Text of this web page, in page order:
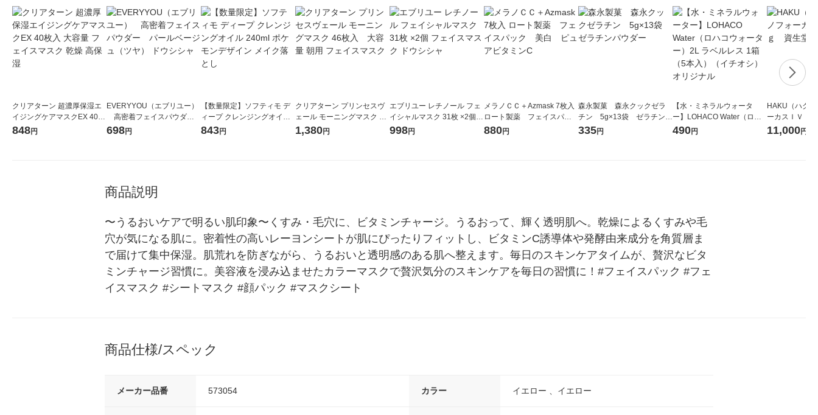
クリアターン 超濃厚保湿エ
イジングケアマスクEX 40枚
入 大容量 フェイスマスク 乾
848円
EVERYYOU（エブリユー）
高密着フェイスパウダ
ー パールベージュ（ツ
698円
【数量限定】ソフティモ デ
ィープ クレンジングオイル
240ml ポケモンデザイン メ
843円
クリアターン プリンセスヴ
ェール モーニングマスク 46
枚入 大容量 朝用 フェイス
1,380円
エブリユー レチノール フェ
イシャルマスク 31枚 ×2個
フェイスマスク ドウシシャ
998円
メラノＣＣ＋Azmask 7枚入
ロート製薬 フェイスパッ
ク 美白 ピュアビタミンC
880円
森永製菓 森永クックゼラ
チン 5g×13袋 ゼラチンパ
ウダー
335円
【水・ミネラルウォータ
ー】LOHACO Water（ロハ
コウォーター）2L ラベルレ
490円
HAKU（ハク
ーカスＩＶ
堂 おまけ付き
11,000円
商品説明
〜うるおいケアで明るい肌印象〜くすみ・毛穴に、ビタミンチャージ。うるおって、輝く透明肌へ。乾燥によるくすみや毛
穴が気になる肌に。密着性の高いレーヨンシートが肌にぴったりフィットし、ビタミンC誘導体や発酵由来成分を角質層ま
で届けて集中保湿。肌荒れを防ぎながら、うるおいと透明感のある肌へ整えます。毎日のスキンケアタイムが、贅沢なビタ
ミンチャージ習慣に。美容液を浸み込ませたカラーマスクで贅沢気分のスキンケアを毎日の習慣に！#フェイスパック #フェ
イスマスク #シートマスク #顔パック #マスクシート
商品仕様/スペック
メーカー品番 573054 カラー イエロー 、イエロー